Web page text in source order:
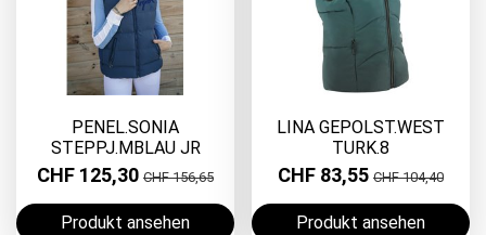
PENEL.SONIA
STEPPJ.MBLAU JR
CHF 125,30 CHF 156,65
Produkt ansehen
LINA GEPOLST.WEST
TURK.8
CHF 83,55 CHF 104,40
Produkt ansehen